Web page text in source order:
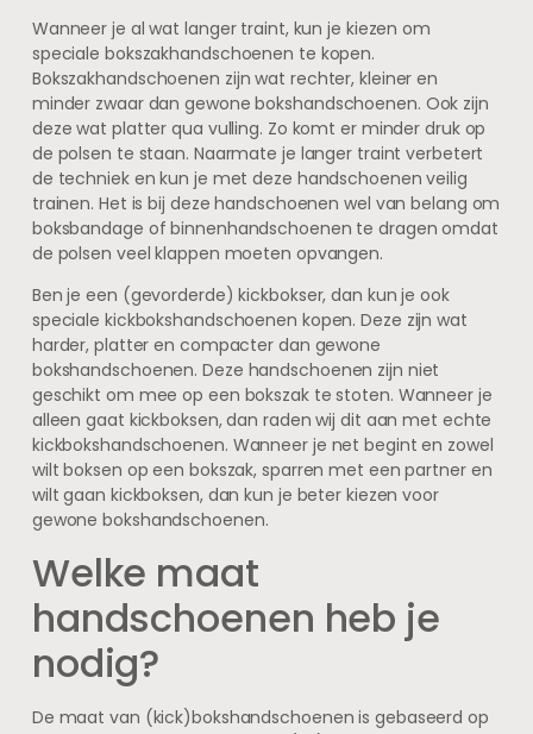
Wanneer je al wat langer traint, kun je kiezen om
speciale bokszakhandschoenen te kopen.
Bokszakhandschoenen zijn wat rechter, kleiner en
minder zwaar dan gewone bokshandschoenen. Ook zijn
deze wat platter qua vulling. Zo komt er minder druk op
de polsen te staan. Naarmate je langer traint verbetert
de techniek en kun je met deze handschoenen veilig
trainen. Het is bij deze handschoenen wel van belang om
boksbandage of binnenhandschoenen te dragen omdat
de polsen veel klappen moeten opvangen.
Ben je een (gevorderde) kickbokser, dan kun je ook
speciale kickbokshandschoenen kopen. Deze zijn wat
harder, platter en compacter dan gewone
bokshandschoenen. Deze handschoenen zijn niet
geschikt om mee op een bokszak te stoten. Wanneer je
alleen gaat kickboksen, dan raden wij dit aan met echte
kickbokshandschoenen. Wanneer je net begint en zowel
wilt boksen op een bokszak, sparren met een partner en
wilt gaan kickboksen, dan kun je beter kiezen voor
gewone bokshandschoenen.
Welke maat
handschoenen heb je
nodig?
De maat van (kick)bokshandschoenen is gebaseerd op